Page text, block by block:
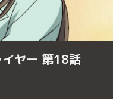
ヤー 第18話